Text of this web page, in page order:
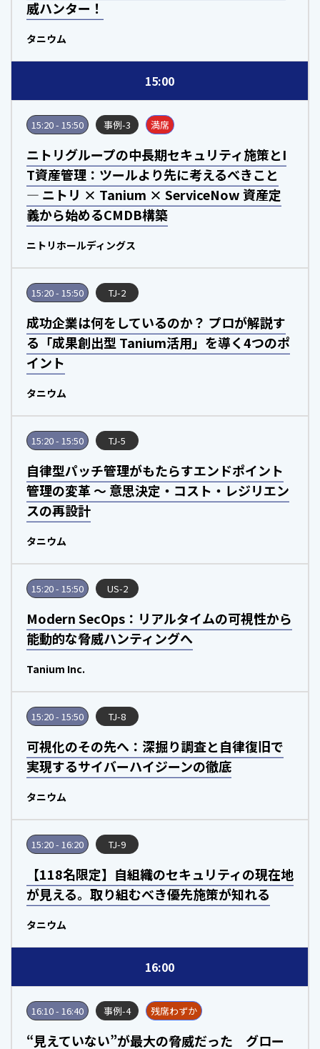
威ハンター！
タニウム
15:00
15:20 - 15:50 事例-3 満席
ニトリグループの中長期セキュリティ施策とI
T資産管理：ツールより先に考えるべきこと
― ニトリ × Tanium × ServiceNow 資産定
義から始めるCMDB構築
ニトリホールディングス
15:20 - 15:50 TJ-2
成功企業は何をしているのか？ プロが解説す
る「成果創出型 Tanium活用」を導く4つのポ
イント
タニウム
15:20 - 15:50 TJ-5
自律型パッチ管理がもたらすエンドポイント
管理の変革 ～ 意思決定・コスト・レジリエン
スの再設計
タニウム
15:20 - 15:50 US-2
Modern SecOps：リアルタイムの可視性から
能動的な脅威ハンティングへ
Tanium Inc.
15:20 - 15:50 TJ-8
可視化のその先へ：深掘り調査と自律復旧で
実現するサイバーハイジーンの徹底
タニウム
15:20 - 16:20 TJ-9
【118名限定】自組織のセキュリティの現在地
が見える。取り組むべき優先施策が知れる
タニウム
16:00
16:10 - 16:40 事例-4 残席わずか
“見えていない”が最大の脅威だった グロー